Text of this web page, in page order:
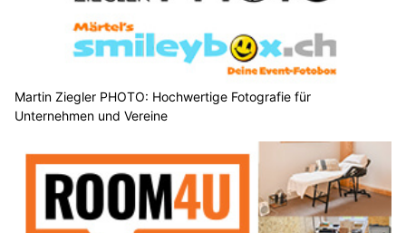
Martin Ziegler PHOTO: Hochwertige Fotografie für
Unternehmen und Vereine